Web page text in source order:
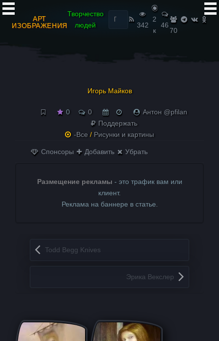
АРТ
ИЗОБРАЖЕНИЯ
Творчество
людей
Найти:
342
2
к
46
70
Игорь Майков
0 0
Антон @pfilan
Поддержать
-Все / Рисунки и картины
Спонсоры Добавить Убрать
Размещение рекламы - это трафик вам или
клиент.
Реклама на баннере в статье.
Запись навигация
Todd Begg Knives
Эрика Векслер